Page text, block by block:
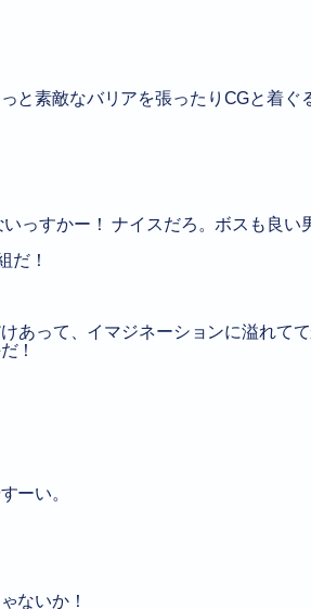
と素敵なバリアを張ったりCGと着ぐ
っすかー！ ナイスだろ。ボスも良い
だ！
あって、イマジネーションに溢れて
！
ーい。
ないか！